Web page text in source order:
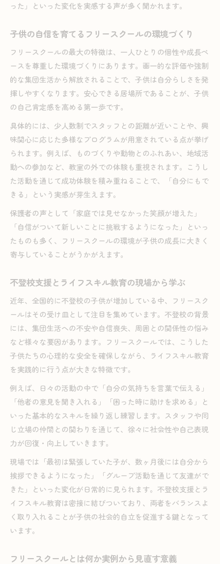
スタッフと親が連携しやすいサポート体制とは
フリースクールで多様性を認め合う大切さ
個性を活かす環境が子供に与える好影響
フリースクールの体験が社会的自立力を育てる
保護者も安心できる多様なサポート体制とは
自立心を育てるフリースクール選びの基準
子供の可能性を広げるフリースクールの特長
継続的なサポートが社会的自立に直結する理由
保護者が安心して相談できる支援体制の重要性
フリースクール経験が将来に活きる実例紹介
った」といった変化を実感する声が多く聞かれます。
子供の自信を育てるフリースクールの環境づくり
フリースクールの最大の特徴は、一人ひとりの個性や成長ペ
ースを尊重した環境づくりにあります。画一的な評価や強制
的な集団生活から解放されることで、子供は自分らしさを発
揮しやすくなります。安心できる居場所であることが、子供
の自己肯定感を高める第一歩です。
具体的には、少人数制でスタッフとの距離が近いことや、興
味関心に応じた多様なプログラムが用意されている点が挙げ
られます。例えば、ものづくりや動物とのふれあい、地域活
動への参加など、教室の外での体験も重視されます。こうし
た活動を通じて成功体験を積み重ねることで、「自分にもで
きる」という実感が芽生えます。
保護者の声として「家庭では見せなかった笑顔が増えた」
「自信がついて新しいことに挑戦するようになった」といっ
たものも多く、フリースクールの環境が子供の成長に大きく
寄与していることがうかがえます。
不登校支援とライフスキル教育の現場から学ぶ
近年、全国的に不登校の子供が増加している中、フリースク
ールはその受け皿として注目を集めています。不登校の背景
には、集団生活への不安や自信喪失、周囲との関係性の悩み
など様々な要因があります。フリースクールでは、こうした
子供たちの心理的な安全を確保しながら、ライフスキル教育
を実践的に行う点が大きな特徴です。
例えば、日々の活動の中で「自分の気持ちを言葉で伝える」
「他者の意見を聞き入れる」「困った時に助けを求める」と
いった基本的なスキルを繰り返し練習します。スタッフや同
じ立場の仲間との関わりを通じて、徐々に社会性や自己表現
力が回復・向上していきます。
現場では「最初は緊張していた子が、数ヶ月後には自分から
挨拶できるようになった」「グループ活動を通じて友達がで
きた」といった変化が日常的に見られます。不登校支援とラ
イフスキル教育は密接に結びついており、両者をバランスよ
く取り入れることが子供の社会的自立を促進する鍵となって
います。
フリースクールとは何か実例から見直す意義